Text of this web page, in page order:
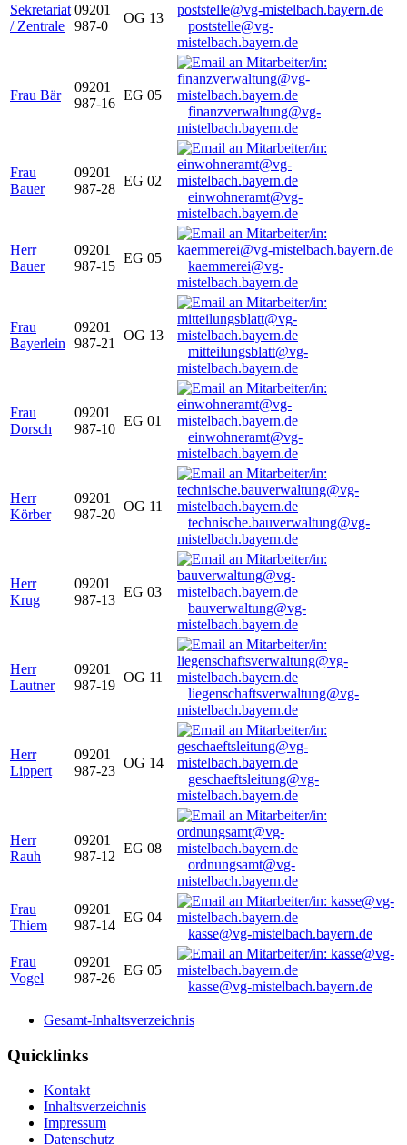
Sekretariat
/ Zentrale
09201
987-0
OG 13
poststelle@vg-
mistelbach.bayern.de
Frau Bär
09201
987-16
EG 05
finanzverwaltung@vg-
mistelbach.bayern.de
Frau
Bauer
09201
987-28
EG 02
einwohneramt@vg-
mistelbach.bayern.de
Herr
Bauer
09201
987-15
EG 05
kaemmerei@vg-
mistelbach.bayern.de
Frau
Bayerlein
09201
987-21
OG 13
mitteilungsblatt@vg-
mistelbach.bayern.de
Frau
Dorsch
09201
987-10
EG 01
einwohneramt@vg-
mistelbach.bayern.de
Herr
Körber
09201
987-20
OG 11
technische.bauverwaltung@vg-
mistelbach.bayern.de
Herr
Krug
09201
987-13
EG 03
bauverwaltung@vg-
mistelbach.bayern.de
Herr
Lautner
09201
987-19
OG 11
liegenschaftsverwaltung@vg-
mistelbach.bayern.de
Herr
Lippert
09201
987-23
OG 14
geschaeftsleitung@vg-
mistelbach.bayern.de
Herr
Rauh
09201
987-12
EG 08
ordnungsamt@vg-
mistelbach.bayern.de
Frau
Thiem
09201
987-14
EG 04
kasse@vg-mistelbach.bayern.de
Frau
Vogel
09201
987-26
EG 05
kasse@vg-mistelbach.bayern.de
Gesamt-Inhaltsverzeichnis
Quicklinks
Kontakt
Inhaltsverzeichnis
Impressum
Datenschutz